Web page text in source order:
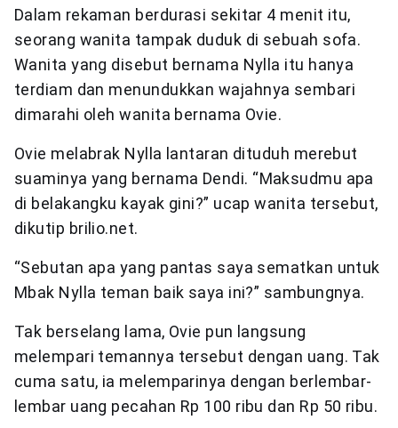
Dalam rekaman berdurasi sekitar 4 menit itu,
seorang wanita tampak duduk di sebuah sofa.
Wanita yang disebut bernama Nylla itu hanya
terdiam dan menundukkan wajahnya sembari
dimarahi oleh wanita bernama Ovie.
Ovie melabrak Nylla lantaran dituduh merebut
suaminya yang bernama Dendi. “Maksudmu apa
di belakangku kayak gini?” ucap wanita tersebut,
dikutip brilio.net.
“Sebutan apa yang pantas saya sematkan untuk
Mbak Nylla teman baik saya ini?” sambungnya.
Tak berselang lama, Ovie pun langsung
melempari temannya tersebut dengan uang. Tak
cuma satu, ia melemparinya dengan berlembar-
lembar uang pecahan Rp 100 ribu dan Rp 50 ribu.